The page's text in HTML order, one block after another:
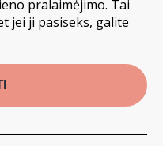
pralaimėjimo. Tai
jei ji pasiseks, galite